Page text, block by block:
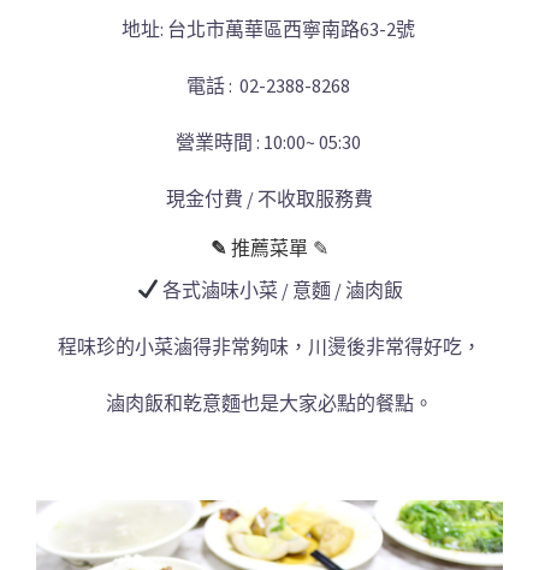
地址: 台北市萬華區西寧南路63-2號
電話 : 02-2388-8268
營業時間 : 10:00~ 05:30
現金付費 / 不收取服務費
✎ 推薦菜單 ✎
各式滷味小菜 / 意麵 / 滷肉飯
程味珍的小菜滷得非常夠味，川燙後非常得好吃，
滷肉飯和乾意麵也是大家必點的餐點。